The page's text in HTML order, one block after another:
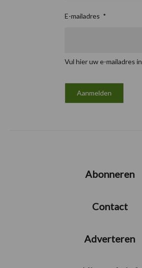
E-mailadres *
Vul hier uw e-mailadres in
Abonneren
Contact
Adverteren